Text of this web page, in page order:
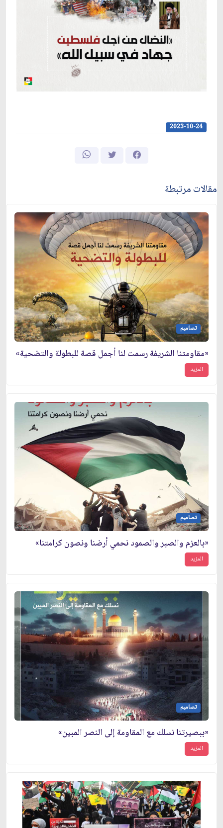
2023-10-24
مقالات مرتبطة
تصاميم
«مقاومتنا الشريفة رسمت لنا أجمل قصة للبطولة والتضحية»
المزيد
تصاميم
«بالعزم والصبر والصمود نحمي أرضنا ونصون كرامتنا»
المزيد
تصاميم
«ببصيرتنا نسلك مع المقاومة إلى النصر المبين»
المزيد